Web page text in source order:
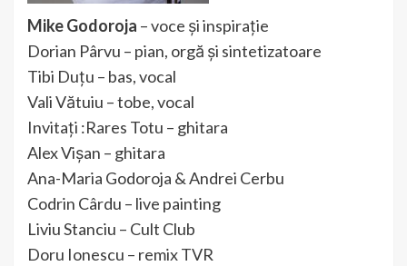
Mike Godoroja – voce și inspirație
Dorian Pârvu – pian, orgă și sintetizatoare
Tibi Duțu – bas, vocal
Vali Vătuiu – tobe, vocal
Invitați :Rares Totu – ghitara
Alex Vișan – ghitara
Ana-Maria Godoroja & Andrei Cerbu
Codrin Cârdu – live painting
Liviu Stanciu – Cult Club
Doru Ionescu – remix TVR